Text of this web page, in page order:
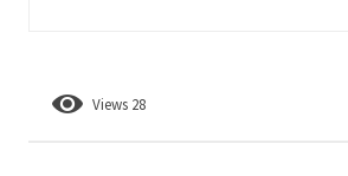
Views 28